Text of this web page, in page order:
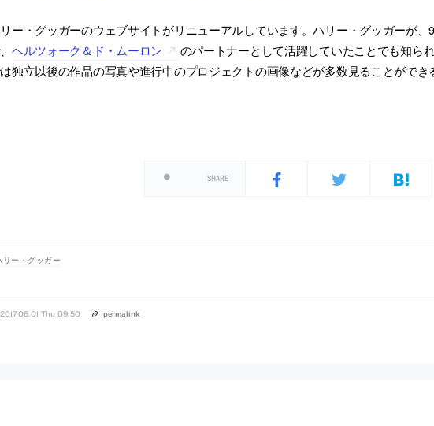
ー・グッガーのウェブサイトがリニューアルしています。ハリー・グッガーが、
ヘルツォーク＆ド・ムーロン
のパートナーとして活躍していたことでも知ら
独立以後の作品の写真や進行中のプロジェクトの画像などが多数見ることができ
SHARE
リー・グッガー
2017.06.01 Thu 09:50 permalink